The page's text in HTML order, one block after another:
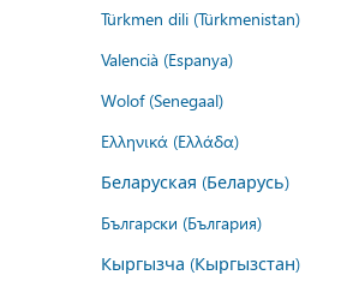
Türkmen dili (Türkmenistan)
Valencià (Espanya)
Wolof (Senegaal)
Ελληνικά (Ελλάδα)
Беларуская (Беларусь)
Български (България)
Кыргызча (Кыргызстан)